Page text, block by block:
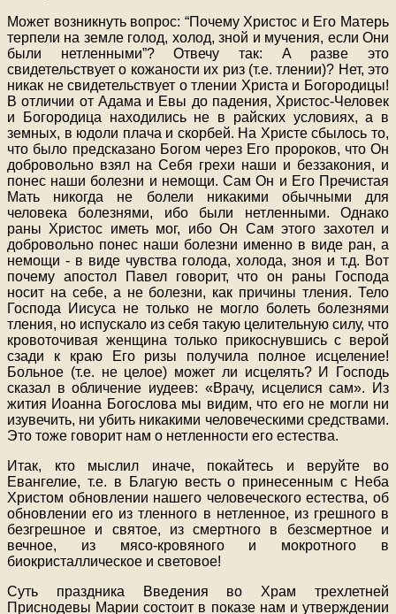
Может возникнуть вопрос: “Почему Христос и Его Матерь
терпели на земле голод, холод, зной и мучения, если Они
были нетленными”? Отвечу так: А разве это
свидетельствует о кожаности их риз (т.е. тлении)? Нет, это
никак не свидетельствует о тлении Христа и Богородицы!
В отличии от Адама и Евы до падения, Христос-Человек
и Богородица находились не в райских условиях, а в
земных, в юдоли плача и скорбей. На Христе сбылось то,
что было предсказано Богом через Его пророков, что Он
добровольно взял на Себя грехи наши и беззакония, и
понес наши болезни и немощи. Сам Он и Его Пречистая
Мать никогда не болели никакими обычными для
человека болезнями, ибо были нетленными. Однако
раны Христос иметь мог, ибо Он Сам этого захотел и
добровольно понес наши болезни именно в виде ран, а
немощи - в виде чувства голода, холода, зноя и т.д. Вот
почему апостол Павел говорит, что он раны Господа
носит на себе, а не болезни, как причины тления. Тело
Господа Иисуса не только не могло болеть болезнями
тления, но испускало из себя такую целительную силу, что
кровоточивая женщина только прикоснувшись с верой
сзади к краю Его ризы получила полное исцеление!
Больное (т.е. не целое) может ли исцелять? И Господь
сказал в обличение иудеев: «Врачу, исцелися сам». Из
жития Иоанна Богослова мы видим, что его не могли ни
изувечить, ни убить никакими человеческими средствами.
Это тоже говорит нам о нетленности его естества.
Итак, кто мыслил иначе, покайтесь и веруйте во
Евангелие, т.е. в Благую весть о принесенным с Неба
Христом обновлении нашего человеческого естества, об
обновлении его из тленного в нетленное, из грешного в
безгрешное и святое, из смертного в безсмертное и
вечное, из мясо-кровяного и мокротного в
биокристаллическое и световое!
Суть праздника Введения во Храм трехлетней
Приснодевы Марии состоит в показе нам и утверждении